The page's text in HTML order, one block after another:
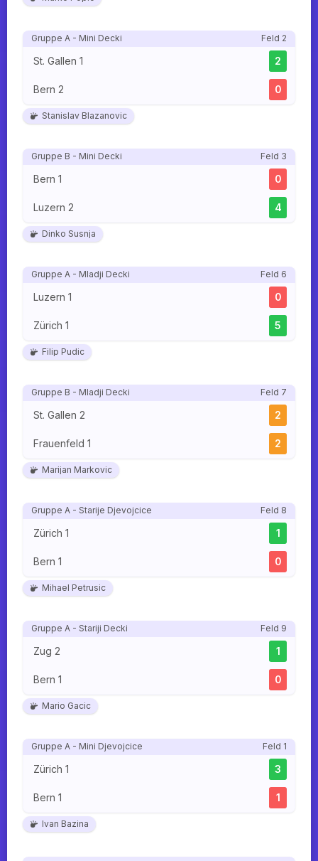
Gruppe A - Mini Decki Feld 2
St. Gallen 1 2
Bern 2 0
Stanislav Blazanovic
Gruppe B - Mini Decki Feld 3
Bern 1 0
Luzern 2 4
Dinko Susnja
Gruppe A - Mladji Decki Feld 6
Luzern 1 0
Zürich 1 5
Filip Pudic
Gruppe B - Mladji Decki Feld 7
St. Gallen 2 2
Frauenfeld 1 2
Marijan Markovic
Gruppe A - Starije Djevojcice Feld 8
Zürich 1 1
Bern 1 0
Mihael Petrusic
Gruppe A - Stariji Decki Feld 9
Zug 2 1
Bern 1 0
Mario Gacic
Gruppe A - Mini Djevojcice Feld 1
Zürich 1 3
Bern 1 1
Ivan Bazina